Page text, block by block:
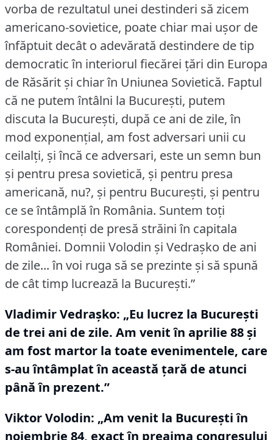
vorba de rezultatul unei destinderi să zicem
americano-sovietice, poate chiar mai uşor de
înfăptuit decât o adevărată destindere de tip
democratic în interiorul fiecărei ţări din Europa
de Răsărit şi chiar în Uniunea Sovietică. Faptul
că ne putem întâlni la Bucureşti, putem
discuta la Bucureşti, după ce ani de zile, în
mod exponenţial, am fost adversari unii cu
ceilalţi, şi încă ce adversari, este un semn bun
şi pentru presa sovietică, şi pentru presa
americană, nu?, și pentru Bucureşti, şi pentru
ce se întâmplă în România. Suntem toţi
corespondenţi de presă străini în capitala
României. Domnii Volodin şi Vedraşko de ani
de zile... în voi ruga să se prezinte şi să spună
de cât timp lucrează la Bucureşti.”
Vladimir Vedraşko: „Eu lucrez la Bucureşti
de trei ani de zile. Am venit în aprilie 88 şi
am fost martor la toate evenimentele, care
s-au întâmplat în această ţară de atunci
până în prezent.”
Viktor Volodin: „Am venit la Bucureşti în
noiembrie 84, exact în preajma congresului